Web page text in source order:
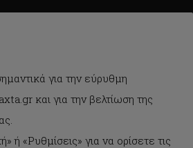
γρήγορα στην πόρτα σας.
και από το κατάστημα.
για την εύρυθμη
και για την βελτίωση της
ή «Ρυθμίσεις» για να ορίσετε τις